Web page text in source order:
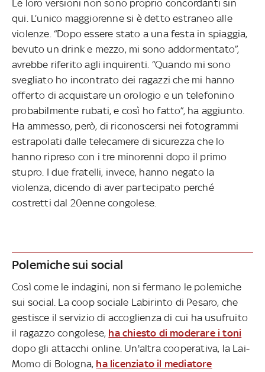
Le loro versioni non sono proprio concordanti sin
qui. L’unico maggiorenne si è detto estraneo alle
violenze. “Dopo essere stato a una festa in spiaggia,
bevuto un drink e mezzo, mi sono addormentato”,
avrebbe riferito agli inquirenti. “Quando mi sono
svegliato ho incontrato dei ragazzi che mi hanno
offerto di acquistare un orologio e un telefonino
probabilmente rubati, e così ho fatto”, ha aggiunto.
Ha ammesso, però, di riconoscersi nei fotogrammi
estrapolati dalle telecamere di sicurezza che lo
hanno ripreso con i tre minorenni dopo il primo
stupro. I due fratelli, invece, hanno negato la
violenza, dicendo di aver partecipato perché
costretti dal 20enne congolese.
Polemiche sui social
Così come le indagini, non si fermano le polemiche
sui social. La coop sociale Labirinto di Pesaro, che
gestisce il servizio di accoglienza di cui ha usufruito
il ragazzo congolese, ha chiesto di moderare i toni
dopo gli attacchi online. Un'altra cooperativa, la Lai-
Momo di Bologna, ha licenziato il mediatore